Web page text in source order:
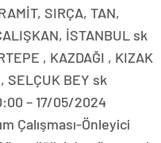
SIRÇA, TAN,
İSTANBUL sk
, KAZDAĞI , KIZAK
SELÇUK BEY sk
– 17/05/2024
Çalışması-Önleyici